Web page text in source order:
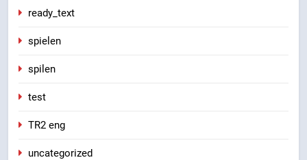
ready_text
spielen
spilen
test
TR2 eng
uncategorized